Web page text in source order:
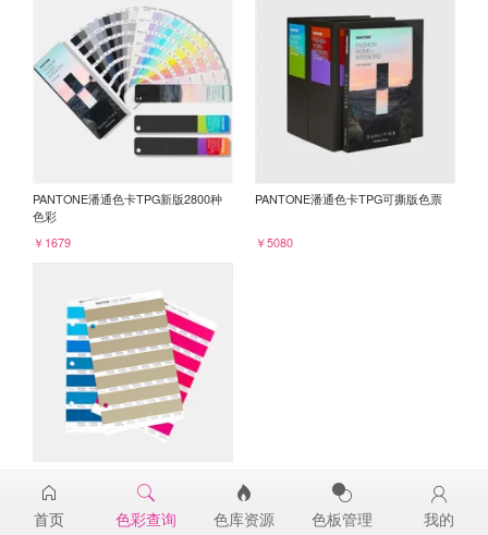
PANTONE潘通色卡TPG新版2800种
色彩
￥1679
PANTONE潘通色卡TPG可撕版色票
￥5080
16-1010TPG
￥98
首页 色彩查询 色库资源 色板管理 我的